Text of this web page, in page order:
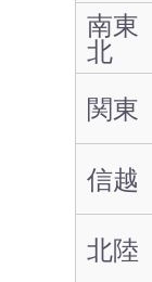
南東
北
関東
信越
北陸